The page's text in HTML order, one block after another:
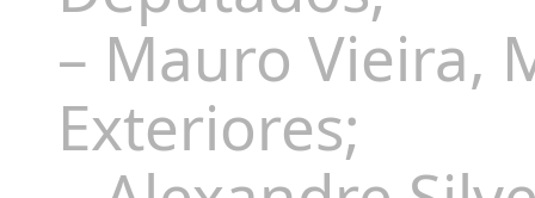
– Mauro Vieira,
Exteriores;